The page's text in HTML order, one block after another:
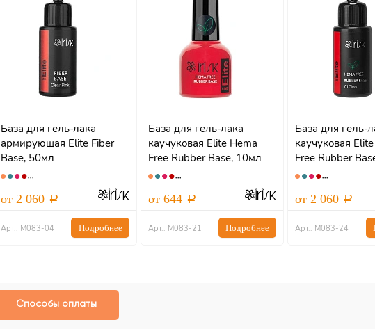
База для гель-лака
армирующая Elite Fiber
Base, 50мл
от 2 060
Арт.: М083-04 Подробнее
База для гель-лака
каучуковая Elite Hema
Free Rubber Base, 10мл
от 644
Арт.: М083-21 Подробнее
База для гель-
каучуковая
Free Rubber
от 2 060
Арт.: М083-24
Способы оплаты